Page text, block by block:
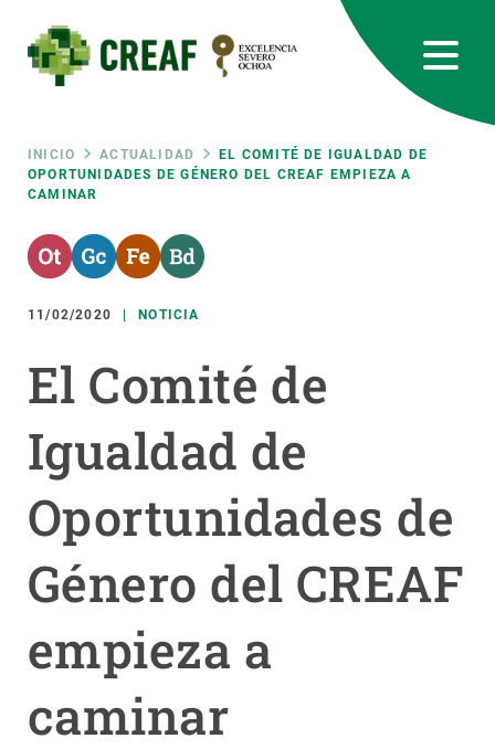
contenido
principal
Ruta
de
navegación
INICIO ACTUALIDAD
EL COMITÉ DE IGUALDAD DE
OPORTUNIDADES DE GÉNERO DEL CREAF EMPIEZA A
CAMINAR
11/02/2020 NOTICIA
El Comité de
Igualdad de
Oportunidades de
Género del CREAF
empieza a
caminar
RRSS
Featured
responsive
Responsive
menu
INVESTIGACIÓN
CIENCIA EN ACCIÓN
PARTICIPA
NOTICIAS Y AGENDA